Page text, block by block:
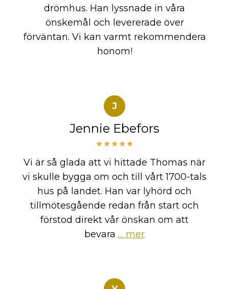
drömhus. Han lyssnade in våra
önskemål och levererade över
förväntan. Vi kan varmt rekommendera
honom!
J
Jennie Ebefors
★★★★★
Vi är så glada att vi hittade Thomas när
vi skulle bygga om och till vårt 1700-tals
hus på landet. Han var lyhörd och
tillmötesgående redan från start och
förstod direkt vår önskan om att
bevara … mer